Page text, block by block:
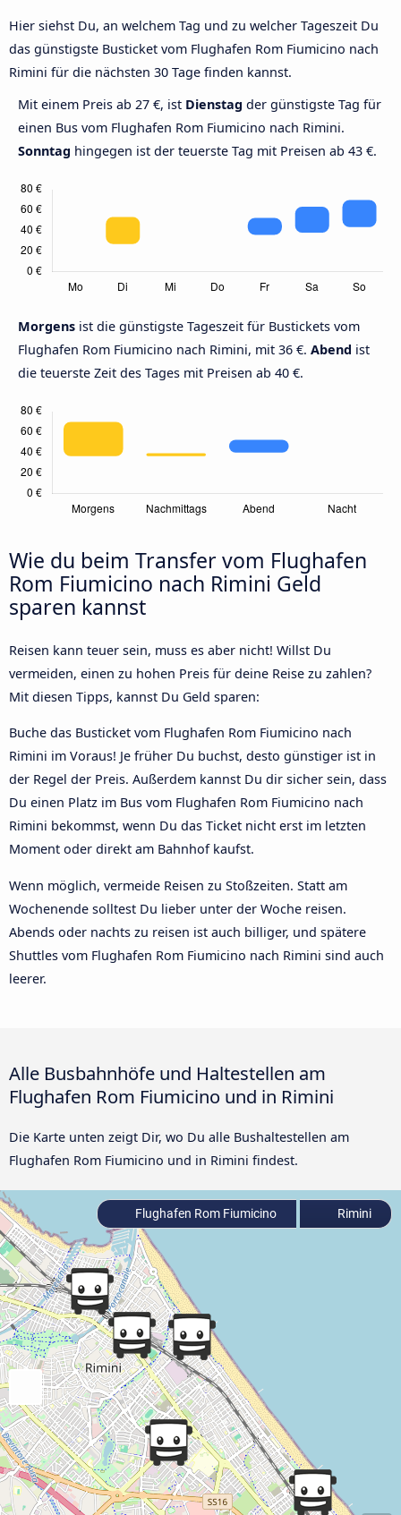
Hier siehst Du, an welchem Tag und zu welcher Tageszeit Du
das günstigste Busticket vom Flughafen Rom Fiumicino nach
Rimini für die nächsten 30 Tage finden kannst.
Mit einem Preis ab 27 €, ist Dienstag der günstigste Tag für
einen Bus vom Flughafen Rom Fiumicino nach Rimini.
Sonntag hingegen ist der teuerste Tag mit Preisen ab 43 €.
Morgens ist die günstigste Tageszeit für Bustickets vom
Flughafen Rom Fiumicino nach Rimini, mit 36 €. Abend ist
die teuerste Zeit des Tages mit Preisen ab 40 €.
Wie du beim Transfer vom Flughafen
Rom Fiumicino nach Rimini Geld
sparen kannst
Reisen kann teuer sein, muss es aber nicht! Willst Du
vermeiden, einen zu hohen Preis für deine Reise zu zahlen?
Mit diesen Tipps, kannst Du Geld sparen:
Buche das Busticket vom Flughafen Rom Fiumicino nach
Rimini im Voraus! Je früher Du buchst, desto günstiger ist in
der Regel der Preis. Außerdem kannst Du dir sicher sein, dass
Du einen Platz im Bus vom Flughafen Rom Fiumicino nach
Rimini bekommst, wenn Du das Ticket nicht erst im letzten
Moment oder direkt am Bahnhof kaufst.
Wenn möglich, vermeide Reisen zu Stoßzeiten. Statt am
Wochenende solltest Du lieber unter der Woche reisen.
Abends oder nachts zu reisen ist auch billiger, und spätere
Shuttles vom Flughafen Rom Fiumicino nach Rimini sind auch
leerer.
Alle Busbahnhöfe und Haltestellen am
Flughafen Rom Fiumicino und in Rimini
Die Karte unten zeigt Dir, wo Du alle Bushaltestellen am
Flughafen Rom Fiumicino und in Rimini findest.
Flughafen Rom Fiumicino Rimini